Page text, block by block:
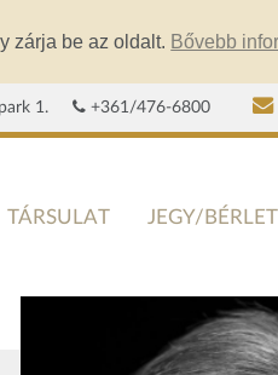
zárja be az oldalt. Bővebb
1. +361/476-6800
TÁRSULAT JEGY/BÉRLET